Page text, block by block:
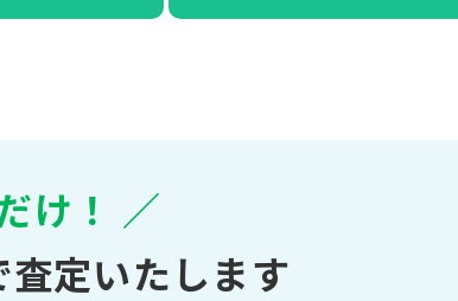
け！ ／
定いたします